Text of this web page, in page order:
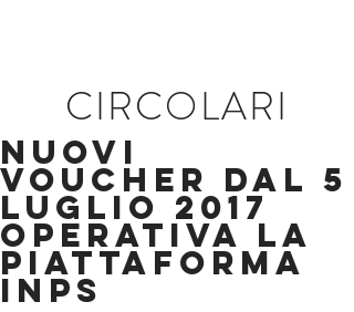
CIRCOLARI
NUOVI
VOUCHER dal 5
luglio 2017
operativa la
piattaforma
INPS